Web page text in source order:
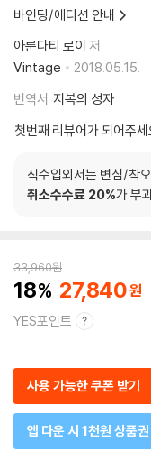
바인딩/에디션 안내
아룬다티 로이 저
Vintage
2018.05.15.
번역서 지복의 성자
첫번째 리뷰어가 되어주세
직수입외서는 변심/착
취소수수료 20%가 부
33,960원
18 27,840
YES포인트
사용 가능한 쿠폰 받기
앱 다운 시 1천원 상품권